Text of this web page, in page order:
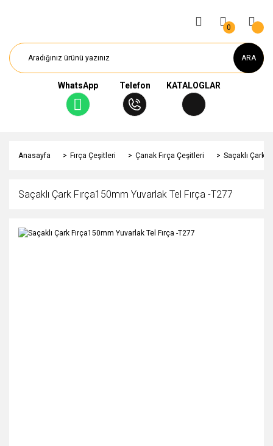
ARA
WhatsApp Telefon KATALOGLAR
0
Anasayfa Fırça Çeşitleri Çanak Fırça Çeşitleri Saçaklı Çark
Saçaklı Çark Fırça150mm Yuvarlak Tel Fırça -T277